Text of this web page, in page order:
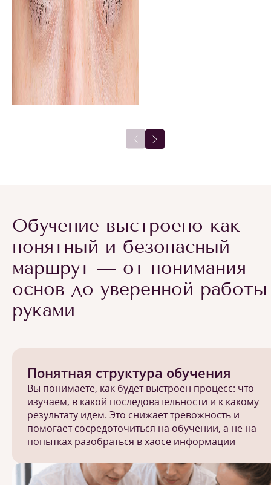
Обучение выстроено как
понятный и безопасный
маршрут — от понимания
основ до уверенной работы
руками
Понятная структура обучения
Вы понимаете, как будет выстроен процесс: что
изучаем, в какой последовательности и к какому
результату идем. Это снижает тревожность и
помогает сосредоточиться на обучении, а не на
попытках разобраться в хаосе информации